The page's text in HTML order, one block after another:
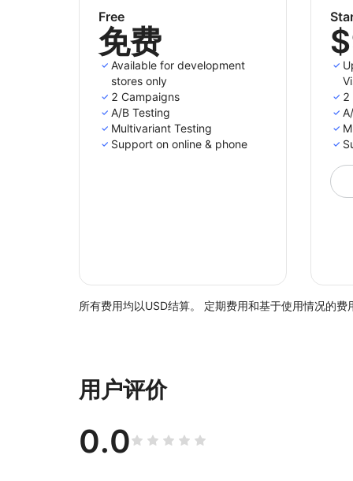
Free
免费
Available for development
stores only
2 Campaigns
A/B Testing
Multivariant Testing
Support on online & phone
2
所有费用均以USD结算。 定期费用和基于使用情况的
用户评价
0.0